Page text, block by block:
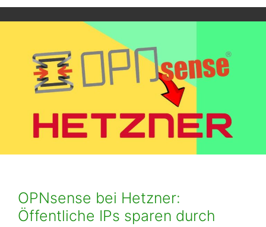
OPNsense bei Hetzner:
Öffentliche IPs sparen durch